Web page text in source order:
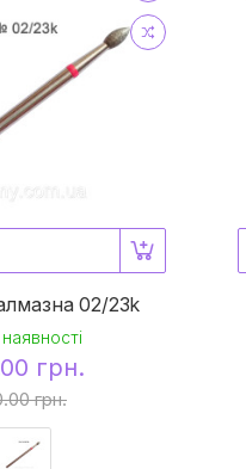
02/23k
грн.
грн.